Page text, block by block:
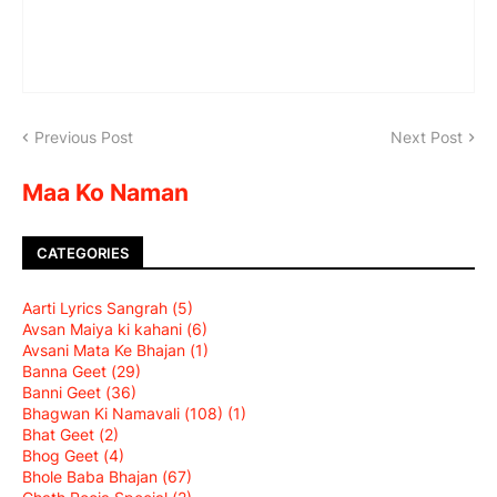
Previous Post Next Post
Maa Ko Naman
CATEGORIES
Aarti Lyrics Sangrah (5)
Avsan Maiya ki kahani (6)
Avsani Mata Ke Bhajan (1)
Banna Geet (29)
Banni Geet (36)
Bhagwan Ki Namavali (108) (1)
Bhat Geet (2)
Bhog Geet (4)
Bhole Baba Bhajan (67)